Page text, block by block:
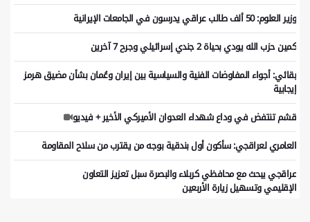
وزير العلوم: 50 ألف طالب عراقي يدرسون في الجامعات الإيرانية
كمين حزب الله يودي بحياة 2 جندي إسرائيلي وجرح 7 آخرين
بقائي: أجواء المفاوضات الفنية والسياسية بين إيران وعُمان بشأن مضيق هرمز
إيجابية
قشم تنتفض في وداع شهداء العدوان الأميركي الأخير + فيديو
العامري لعراقجي: سأكون أول بندقية بوجه من يقترب من سلاح المقاومة
عراقجي یبحث مع محافظي کربلاء والبصرة سبل تعزیز التعاون
الإقلیمي وتسهیل زیارة الأربعین